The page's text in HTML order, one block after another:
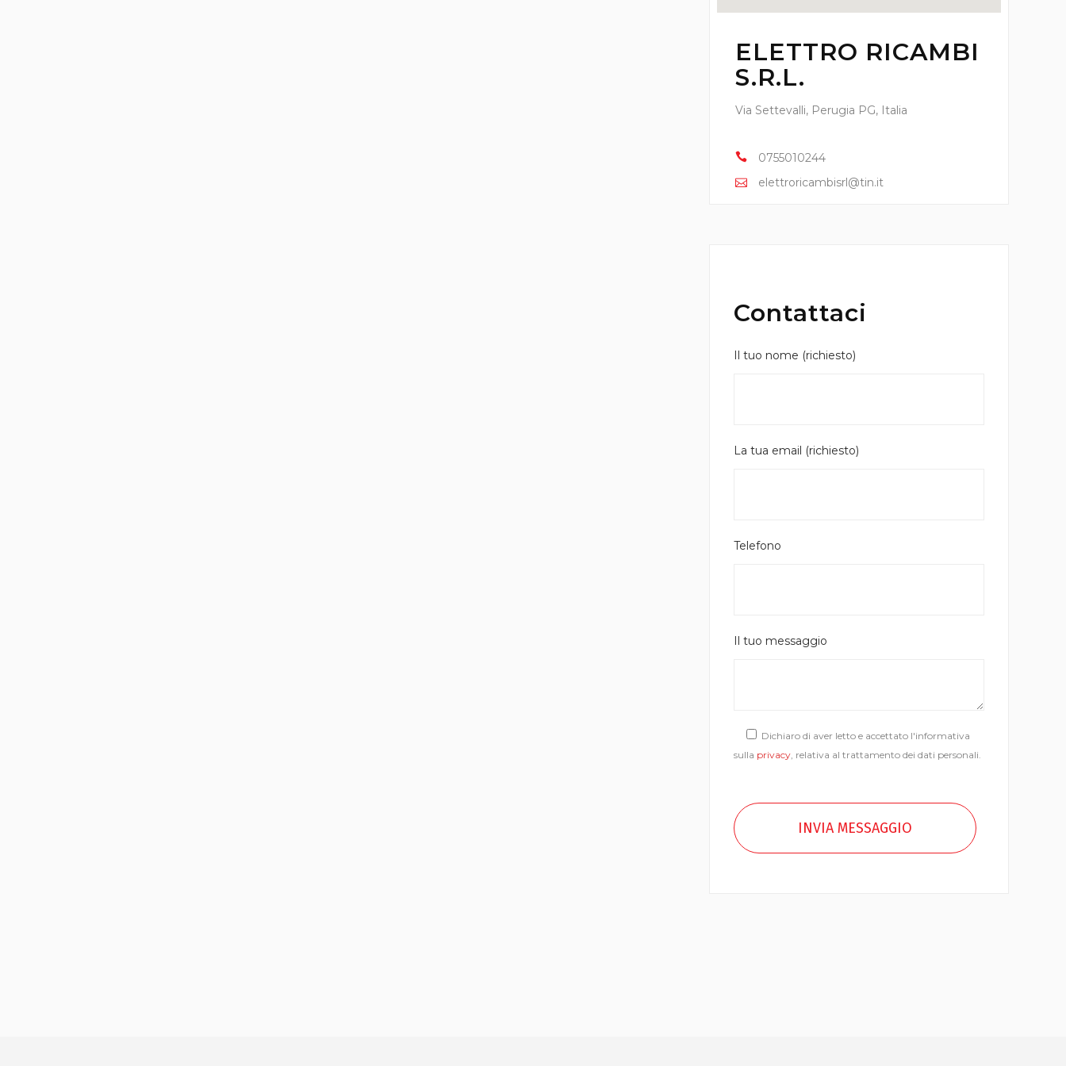
ELETTRO RICAMBI
S.R.L.
Via Settevalli, Perugia PG, Italia
0755010244
elettroricambisrl@tin.it
Contattaci
Il tuo nome (richiesto)
La tua email (richiesto)
Telefono
Il tuo messaggio
Dichiaro di aver letto e accettato l'informativa
sulla privacy, relativa al trattamento dei dati personali.